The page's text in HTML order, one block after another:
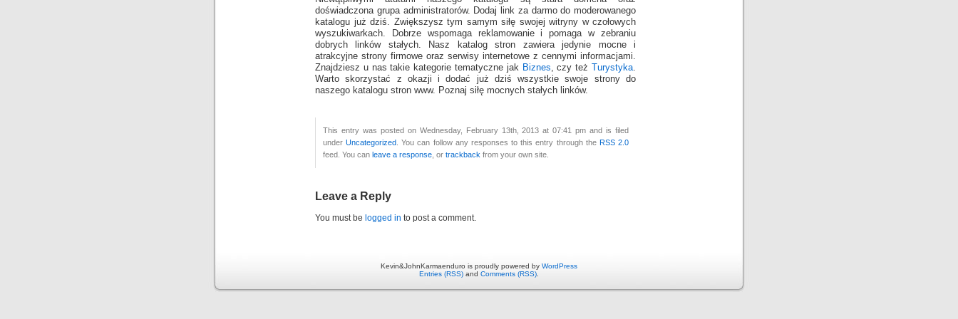
doświadczona grupa administratorów. Dodaj link za darmo do moderowanego
katalogu już dziś. Zwiększysz tym samym siłę swojej witryny w czołowych
wyszukiwarkach. Dobrze wspomaga reklamowanie i pomaga w zebraniu
dobrych linków stałych. Nasz katalog stron zawiera jedynie mocne i
atrakcyjne strony firmowe oraz serwisy internetowe z cennymi informacjami.
Znajdziesz u nas takie kategorie tematyczne jak Biznes , czy teżTurystyka
Warto skorzystać z okazji i dodać już dziś wszystkie swoje strony do
naszego katalogu stron www. Poznaj siłę mocnych stałych linków.
This entry was posted on Wednesday, February 13th, 2013 at 07:41 pm and is filed
underUncategorized . You can follow any responses to this entry through the RSS 2.0
feed. You can leave a response , or trackback from your own site.
Leave a Reply
You must be logged in to post a comment.
Kevin&JohnKarmaenduro is proudly powered by WordPress
Entries (RSS) and Comments (RSS)